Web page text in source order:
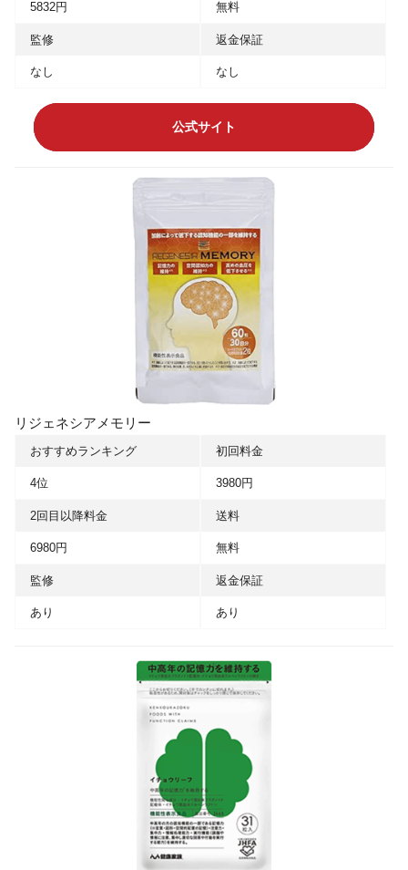
5832円 無料
監修
なし
返金保証
なし
公式サイト
リジェネシアメモリー
おすすめランキング
4位
初回料金
3980円
2回目以降料金
6980円
送料
無料
監修
あり
返金保証
あり